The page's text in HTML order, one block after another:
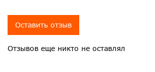
Отзывов еще никто не оставлял
Оставить отзыв